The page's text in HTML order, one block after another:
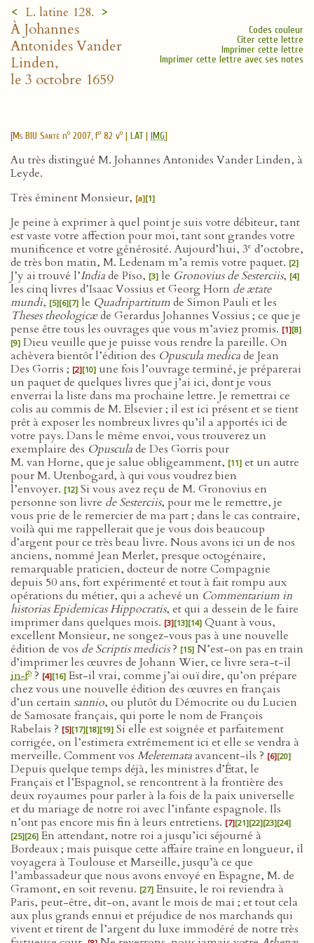
< L. latine 128. >
À Johannes
Antonides Vander
Linden,
le 3 octobre 1659
Codes couleur
Citer cette lettre
Imprimer cette lettre
Imprimer cette lettre avec ses notes
[Ms BIU Santé no 2007, fo 82 vo | LAT| IMG]
Au très distingué M. Johannes Antonides Vander Linden, à
Leyde.
Très éminent Monsieur, [a][1]
Je peine à exprimer à quel point je suis votre débiteur, tant
est vaste votre affection pour moi, tant sont grandes votre
munificence et votre générosité. Aujourd’hui, 3e d’octobre,
de très bon matin, M. Ledenam m’a remis votre paquet. [2]
J’y ai trouvé l’Indiade Piso, [3] le Gronovius de Sesterciis, [4]
les cinq livres d’Isaac Vossius et Georg Horn de ætate
mundi, [5][6][7] le Quadripartitumde Simon Pauli et les
Theses theologicæde Gerardus Johannes Vossius ; ce que je
pense être tous les ouvrages que vous m’aviez promis. [1][8]
[9] Dieu veuille que je puisse vous rendre la pareille. On
achèvera bientôt l’édition des Opuscula medicade Jean
Des Gorris ; [2][10] une fois l’ouvrage terminé, je préparerai
un paquet de quelques livres que j’ai ici, dont je vous
enverrai la liste dans ma prochaine lettre. Je remettrai ce
colis au commis de M. Elsevier ; il est ici présent et se tient
prêt à exposer les nombreux livres qu’il a apportés ici de
votre pays. Dans le même envoi, vous trouverez un
exemplaire des Opusculade Des Gorris pour
M. van Horne, que je salue obligeamment, [11] et un autre
pour M. Utenbogard, à qui vous voudrez bien
l’envoyer. [12] Si vous avez reçu de M. Gronovius en
personne son livre de Sesterciis, pour me le remettre, je
vous prie de le remercier de ma part ; dans le cas contraire,
voilà qui me rappellerait que je vous dois beaucoup
d’argent pour ce très beau livre. Nous avons ici un de nos
anciens, nommé Jean Merlet, presque octogénaire,
remarquable praticien, docteur de notre Compagnie
depuis 50 ans, fort expérimenté et tout à fait rompu aux
opérations du métier, qui a achevé un Commentarium in
historias Epidemicas Hippocratis, et qui a dessein de le faire
imprimer dans quelques mois. [3][13][14] Quant à vous,
excellent Monsieur, ne songez-vous pas à une nouvelle
édition de vos de Scriptis medicis? [15] N’est-on pas en train
d’imprimer les œuvres de Johann Wier, ce livre sera-t-il
in‑fo ? [4][16] Est-il vrai, comme j’ai ouï dire, qu’on prépare
chez vous une nouvelle édition des œuvres en français
d’un certain sannio, ou plutôt du Démocrite ou du Lucien
de Samosate français, qui porte le nom de François
Rabelais ? [5][17][18][19] Si elle est soignée et parfaitement
corrigée, on l’estimera extrêmement ici et elle se vendra à
merveille. Comment vos Meletemataavancent-ils ? [6][20]
Depuis quelque temps déjà, les ministres d’État, le
Français et l’Espagnol, se rencontrent à la frontière des
deux royaumes pour parler à la fois de la paix universelle
et du mariage de notre roi avec l’infante espagnole. Ils
n’ont pas encore mis fin à leurs entretiens. [7][21][22][23][24]
[25][26] En attendant, notre roi a jusqu’ici séjourné à
Bordeaux ; mais puisque cette affaire traîne en longueur, il
voyagera à Toulouse et Marseille, jusqu’à ce que
l’ambassadeur que nous avons envoyé en Espagne, M. de
Gramont, en soit revenu. [27] Ensuite, le roi reviendra à
Paris, peut-être, dit-on, avant le mois de mai ; et tout cela
aux plus grands ennui et préjudice de nos marchands qui
vivent et tirent de l’argent du luxe immodéré de notre très